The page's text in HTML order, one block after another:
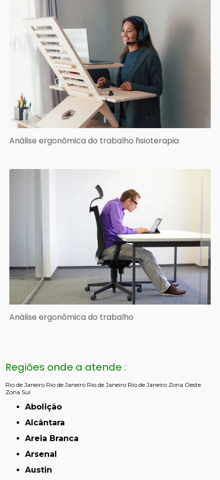
Análise ergonômica do trabalho fisioterapia
Análise ergonômica do trabalho
Regiões onde a atende :
Rio de Janeiro Rio de Janeiro Rio de Janeiro Rio de Janeiro Zona Oeste
Zona Sul
Abolição
Alcântara
Areia Branca
Arsenal
Austin